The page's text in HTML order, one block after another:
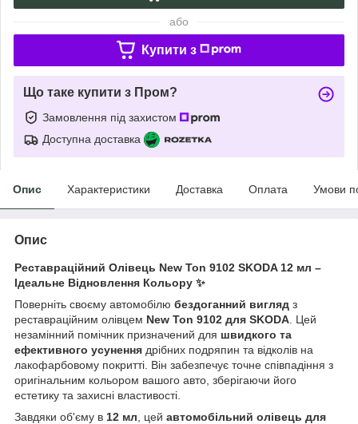
або
Купити з
Що таке купити з Пром?
Замовлення під захистом
Доступна доставка
Опис Характеристики Доставка Оплата Умови
Опис
Реставраційний Олівець New Ton 9102 SKODA 12 мл –
Ідеальне Відновлення Кольору ✨
Поверніть своєму автомобілю бездоганний вигляд з
реставраційним олівцем New Ton 9102 для SKODA . Цей
незамінний помічник призначений для швидкого та
ефективного усунення дрібних подряпин та відколів на
лакофарбовому покритті. Він забезпечує точне співпадіння з
оригінальним кольором вашого авто, зберігаючи його
естетику та захисні властивості.
Завдяки об'єму в 12 мл , цей автомобільний олівець для